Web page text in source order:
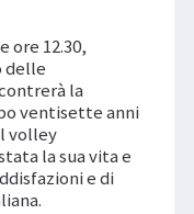
ore 12.30,
delle
la
ventisette anni
volley
la sua vita e
e di